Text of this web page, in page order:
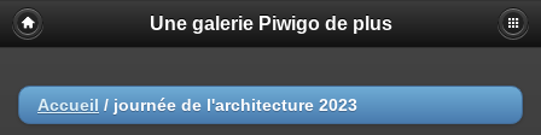
Une galerie Piwigo de plus
Accueil / journée de l'architecture 2023